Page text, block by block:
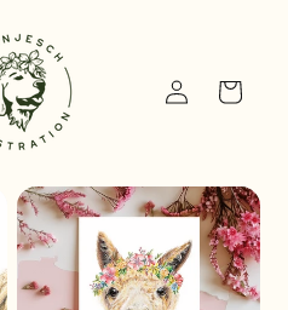
EinloggenWarenkorb